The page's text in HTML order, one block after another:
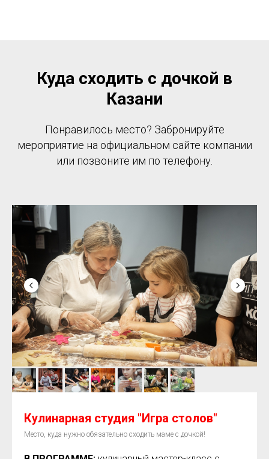
Куда сходить с дочкой в
Казани
Понравилось место? Забронируйте
мероприятие на официальном сайте компании
или позвоните им по телефону.
Кулинарная студия "Игра столов"
Место, куда нужно обязательно сходить маме с дочкой!